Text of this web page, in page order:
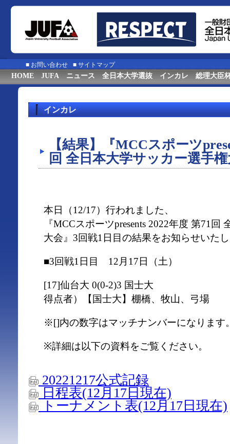
■ お問い合わせ ■ サイトマップ
HOME JUFA ニュース 全日本大学選抜 インカレ 総理大臣
インカレ
【結果】『MCCスポーツ
回 全日本大学サッカー選手
本日（12/17）行われました、
『MCCスポーツpresents 2022年度 第71
大会』3回戦1日目の結果をお知らせいた
■3回戦1日目 12月17日（土）
[17]仙台大 0(0-2)3 国士大
得点者）【国士大】棚橋、牧山、弓場
※[]内の数字はマッチナンバーになります
※詳細は以下の資料をご覧ください。
20221217公式記録
日程表(12月17日現在)
トーナメント表(12月17日現在)